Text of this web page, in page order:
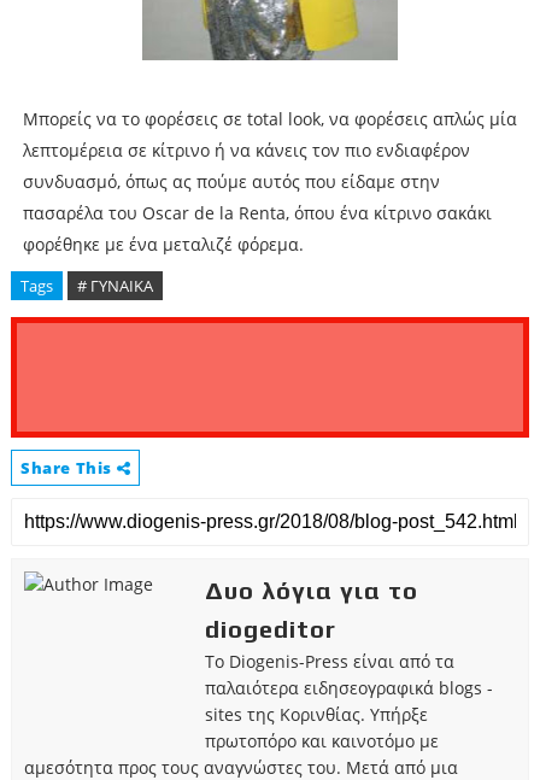
Μπορείς να το φορέσεις σε total look, να φορέσεις απλώς μία
λεπτομέρεια σε κίτρινο ή να κάνεις τον πιο ενδιαφέρον
συνδυασμό, όπως ας πούμε αυτός που είδαμε στην
πασαρέλα του Oscar de la Renta, όπου ένα κίτρινο σακάκι
φορέθηκε με ένα μεταλιζέ φόρεμα.
Tags # ΓΥΝΑΙΚΑ
Share This
Δυο λόγια για το
diogeditor
Το Diogenis-Press είναι από τα
παλαιότερα ειδησεογραφικά blogs -
sites της Κορινθίας. Υπήρξε
πρωτοπόρο και καινοτόμο με
αμεσότητα προς τους αναγνώστες του. Μετά από μια